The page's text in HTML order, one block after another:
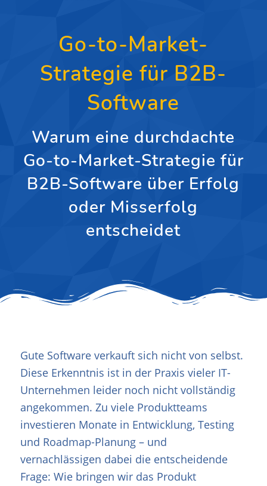
Go-to-Market-
Strategie für B2B-
Software
Warum eine durchdachte
Go-to-Market-Strategie für
B2B-Software über Erfolg
oder Misserfolg
entscheidet
Gute Software verkauft sich nicht von selbst.
Diese Erkenntnis ist in der Praxis vieler IT-
Unternehmen leider noch nicht vollständig
angekommen. Zu viele Produktteams
investieren Monate in Entwicklung, Testing
und Roadmap-Planung – und
vernachlässigen dabei die entscheidende
Frage: Wie bringen wir das Produkt